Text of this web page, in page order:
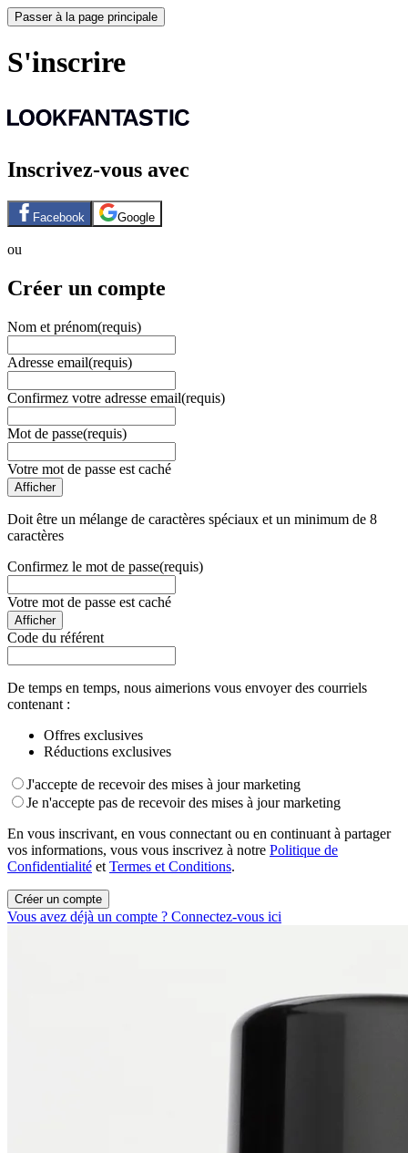
Passer à la page principale
S'inscrire
Inscrivez-vous avec
Facebook Google
ou
Créer un compte
Nom et prénom(requis)
Adresse email(requis)
Confirmez votre adresse email(requis)
Mot de passe(requis)
Votre mot de passe est caché
Afficher
Doit être un mélange de caractères spéciaux et un minimum de 8
caractères
Confirmez le mot de passe(requis)
Votre mot de passe est caché
Afficher
Code du référent
De temps en temps, nous aimerions vous envoyer des courriels
contenant :
Offres exclusives
Réductions exclusives
J'accepte de recevoir des mises à jour marketing
Je n'accepte pas de recevoir des mises à jour marketing
En vous inscrivant, en vous connectant ou en continuant à partager
vos informations, vous vous inscrivez à notre Politique de
Confidentialité et Termes et Conditions.
Créer un compte
Vous avez déjà un compte ? Connectez-vous ici